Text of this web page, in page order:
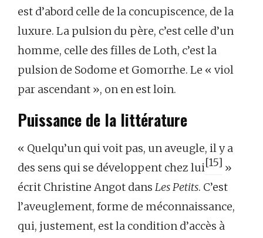
est d’abord celle de la concupiscence, de la
luxure. La pulsion du père, c’est celle d’un
homme, celle des filles de Loth, c’est la
pulsion de Sodome et Gomorrhe. Le « viol
par ascendant », on en est loin.
Puissance de la littérature
« Quelqu’un qui voit pas, un aveugle, il y a
des sens qui se développent chez lui[15] »
écrit Christine Angot dans Les Petits. C’est
l’aveuglement, forme de méconnaissance,
qui, justement, est la condition d’accès à